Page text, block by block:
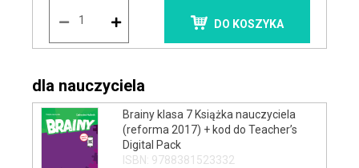
DO KOSZYKA
dla nauczyciela
Brainy klasa 7 Książka nauczyciela
(reforma 2017) + kod do Teacher’s
Digital Pack
ISBN: 9788381523332